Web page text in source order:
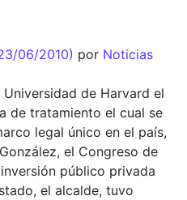
06/2010) por Noticias
de Harvard el
de tratamiento el cual se
legal único en el país,
el Congreso de
público privada
el alcalde, tuvo